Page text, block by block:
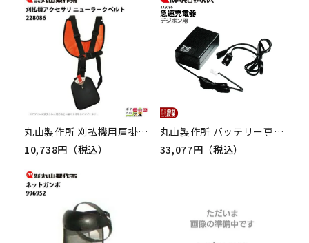
丸山製作所 刈払機用肩掛バンド ニューラークベルト 228086 刈払機 草刈り機
10,738円（税込）
丸山製作所 バッテリー専用充電器 133086 デジポンシリーズ用 噴霧器用 動噴用 パーツ
33,077円（税込）